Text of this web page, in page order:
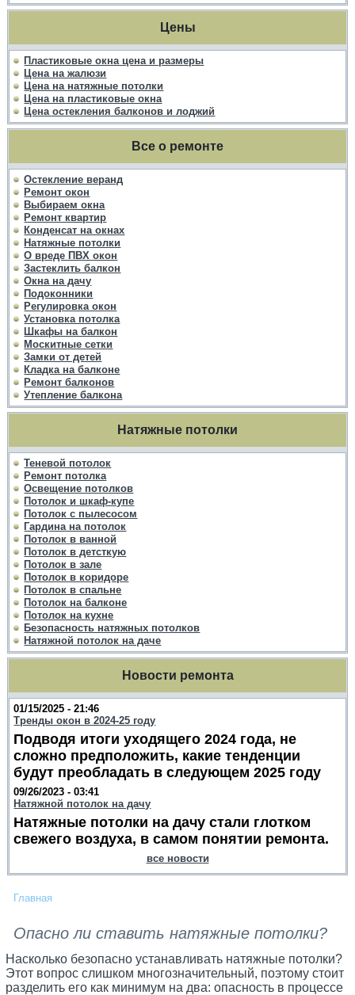
Цены
Пластиковые окна цена и размеры
Цена на жалюзи
Цена на натяжные потолки
Цена на пластиковые окна
Цена остекления балконов и лоджий
Все о ремонте
Остекление веранд
Ремонт окон
Выбираем окна
Ремонт квартир
Конденсат на окнах
Натяжные потолки
О вреде ПВХ окон
Застеклить балкон
Окна на дачу
Подоконники
Регулировка окон
Установка потолка
Шкафы на балкон
Москитные сетки
Замки от детей
Кладка на балконе
Ремонт балконов
Утепление балкона
Натяжные потолки
Теневой потолок
Ремонт потолка
Освещение потолков
Потолок и шкаф-купе
Потолок с пылесосом
Гардина на потолок
Потолок в ванной
Потолок в детсткую
Потолок в зале
Потолок в коридоре
Потолок в спальне
Потолок на балконе
Потолок на кухне
Безопасность натяжных потолков
Натяжной потолок на даче
Новости ремонта
01/15/2025 - 21:46
Тренды окон в 2024-25 году
Подводя итоги уходящего 2024 года, не
сложно предположить, какие тенденции
будут преобладать в следующем 2025 году
09/26/2023 - 03:41
Натяжной потолок на дачу
Натяжные потолки на дачу стали глотком
свежего воздуха, в самом понятии ремонта.
все новости
Главная
Опасно ли ставить натяжные потолки?
Насколько безопасно устанавливать натяжные потолки?
Этот вопрос слишком многозначительный, поэтому стоит
разделить его как минимум на два: опасность в процессе